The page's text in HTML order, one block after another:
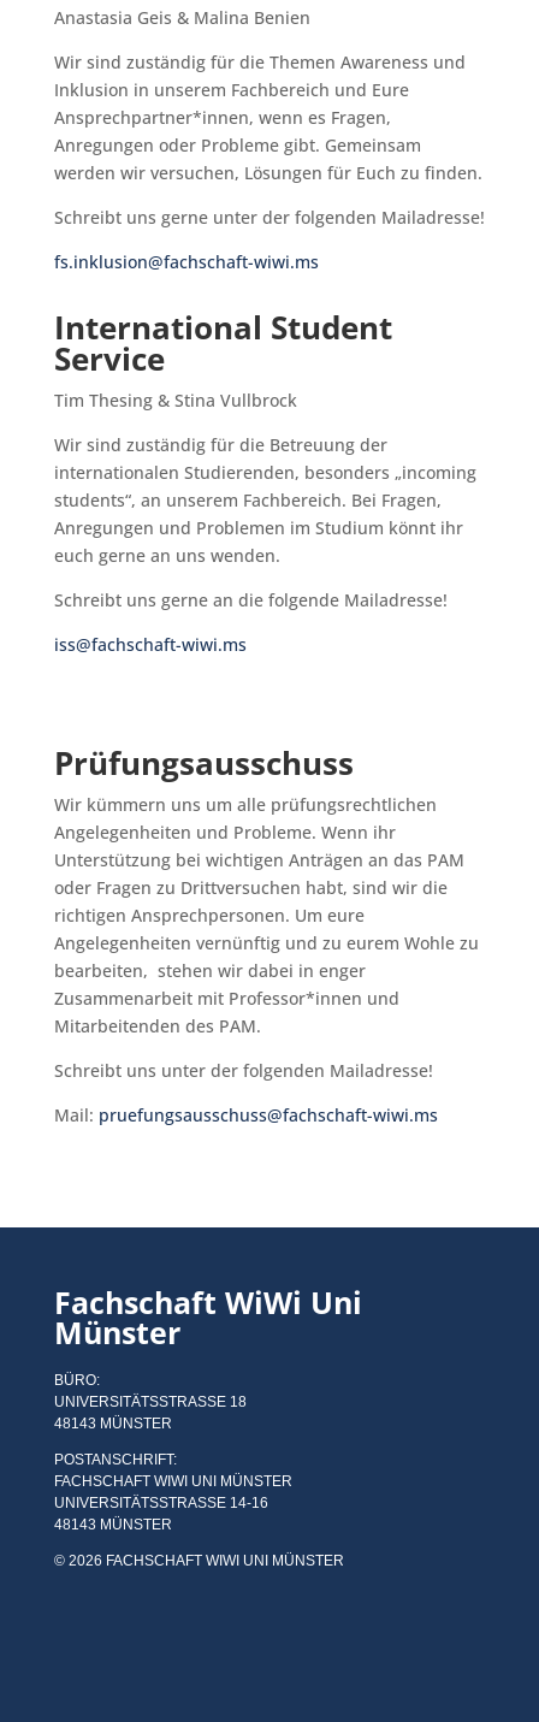
Anastasia Geis & Malina Benien
Wir sind zuständig für die Themen Awareness und
Inklusion in unserem Fachbereich und Eure
Ansprechpartner*innen, wenn es Fragen,
Anregungen oder Probleme gibt. Gemeinsam
werden wir versuchen, Lösungen für Euch zu finden.
Schreibt uns gerne unter der folgenden Mailadresse!
fs.inklusion@fachschaft-wiwi.ms
International Student
Service
Tim Thesing & Stina Vullbrock
Wir sind zuständig für die Betreuung der
internationalen Studierenden, besonders „incoming
students“, an unserem Fachbereich. Bei Fragen,
Anregungen und Problemen im Studium könnt ihr
euch gerne an uns wenden.
Schreibt uns gerne an die folgende Mailadresse!
iss@fachschaft-wiwi.ms
Prüfungsausschuss
Wir kümmern uns um alle prüfungsrechtlichen
Angelegenheiten und Probleme. Wenn ihr
Unterstützung bei wichtigen Anträgen an das PAM
oder Fragen zu Drittversuchen habt, sind wir die
richtigen Ansprechpersonen. Um eure
Angelegenheiten vernünftig und zu eurem Wohle zu
bearbeiten, stehen wir dabei in enger
Zusammenarbeit mit Professor*innen und
Mitarbeitenden des PAM.
Schreibt uns unter der folgenden Mailadresse!
Mail: pruefungsausschuss@fachschaft-wiwi.ms
Fachschaft WiWi Uni
Münster
BÜRO:
UNIVERSITÄTSSTRASSE 18
48143 MÜNSTER
POSTANSCHRIFT:
FACHSCHAFT WIWI UNI MÜNSTER
UNIVERSITÄTSSTRASSE 14-16
48143 MÜNSTER
© 2026 FACHSCHAFT WIWI UNI MÜNSTER